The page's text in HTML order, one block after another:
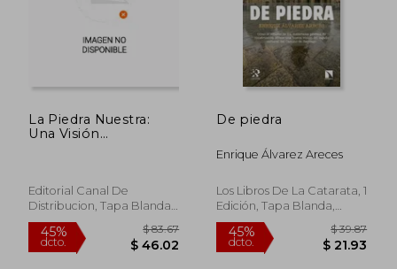
dcto.
La Piedra Nuestra:
Una Visión
Materias
Editorial Canal De
Distribucion, Tapa Blanda,
Nuevo
De piedra
Enrique Álvarez Areces
Los Libros De La Catarata, 1
Edición, Tapa Blanda,
Nuevo